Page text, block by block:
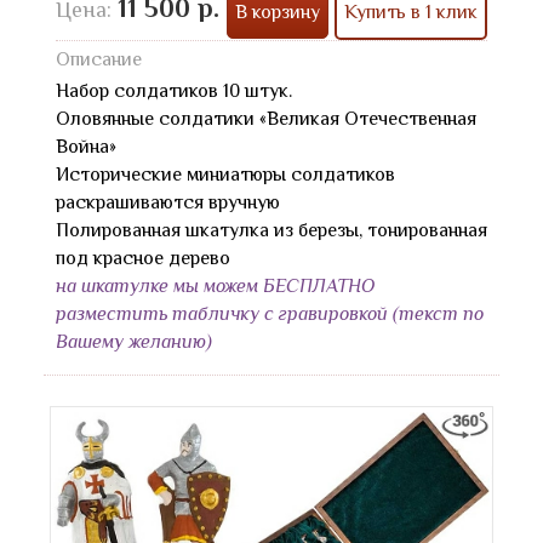
Цена: 11 500 р. В корзину Купить в 1 клик
Описание
Набор солдатиков 10 штук.
Оловянные солдатики «Великая Отечественная
Война»
Исторические миниатюры солдатиков
раскрашиваются вручную
Полированная шкатулка из березы, тонированная
под красное дерево
на шкатулке мы можем БЕСПЛАТНО
разместить табличку с гравировкой (текст по
Вашему желанию)